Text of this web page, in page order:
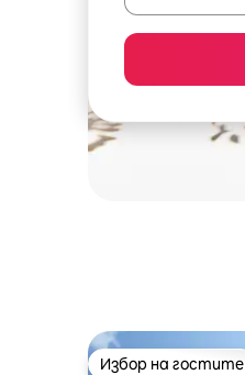
Избор на гостите